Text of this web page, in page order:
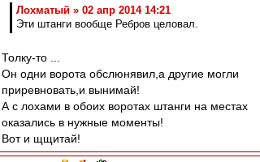
Лохматый » 02 апр 2014 14:21
Эти штанги вообще Ребров целовал.
Толку-то ...
Он одни ворота обслюнявил,а другие могли
приревновать,и вынимай!
А с лохами в обоих воротах штанги на местах
оказались в нужные моменты!
Вот и щщитай!